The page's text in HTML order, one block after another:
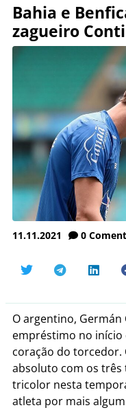
Bahia e
zagueiro Conti
11.11.2021 0
O argentino,
empréstimo no
coração do torcedor.
absoluto com os
tricolor nesta
atleta por mais